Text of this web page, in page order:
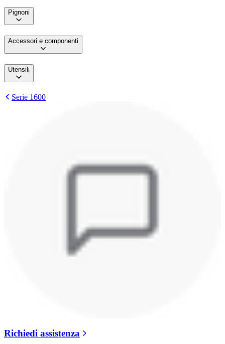
Pignoni
Accessori e componenti
Utensili
Serie 1600
Richiedi assistenza